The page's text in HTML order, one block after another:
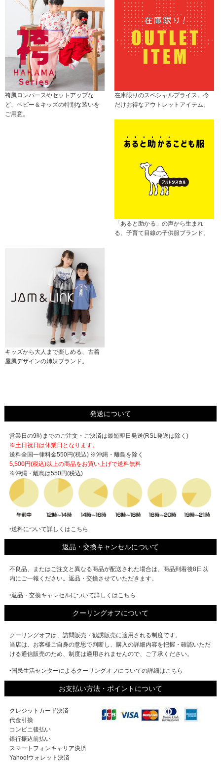
袴風ロンパースやセットアップな
ど、ベビー＆キッズの特別な装いを
ご用意。
在庫限りのスペシャルプライス。今
だけお得なアウトレットアイテム。
「あると助かる」の声から生まれ
る、子育て目線の子供服ブランド。
キッズから大人まで楽しめる、古着
屋風デザインの姉妹ブランド。
発送について
営業日の9時までのご注文・ご決済は最短即日発送(RSL発送は除く)
※土日祝日は休業日となります。
送料全国一律料金550円(税込) ※沖縄・離島を除く
5,500円(税込)以上の商品をお買い上げで送料無料
※沖縄・離島は550円(税込)
‣送料について詳しくはこちら
返品・交換キャンセルについて
不良品、またはご注文と異なる商品が配送された場合は、商品到着後8日以
内にご一報ください。返品・交換させていただきます。
‣返品・交換キャンセルについて詳しくはこちら
クーリングオフについて
クーリングオフは、訪問販売・勧誘販売に適用される制度です。
当店は、お客様ご自身の意思で判断し、購入の詳細内容を把握・確認いただ
ける通信販売のため、制度は適用されませんので、ご了承ください。
‣国民生活センターによるクーリングオフについての詳細はこちら
お支払い方法・ポイントについて
クレジットカード決済
代金引換
コンビニ後払い
銀行振込前払い
スマートフォンキャリア決済
Yahoo!ウォレット決済